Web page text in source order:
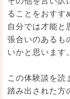
ることをおすす
自分では才能と
張合いのあるも
いかと思います。
この体験談を読
踏み出された方